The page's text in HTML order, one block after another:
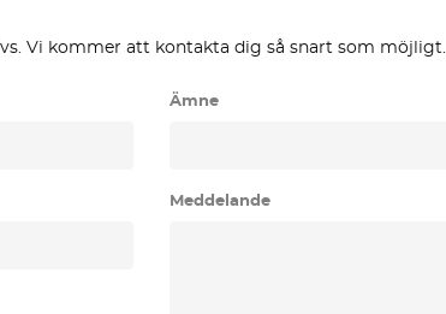
Vi kommer att kontakta dig så snart som möjligt.
Ämne
Meddelande